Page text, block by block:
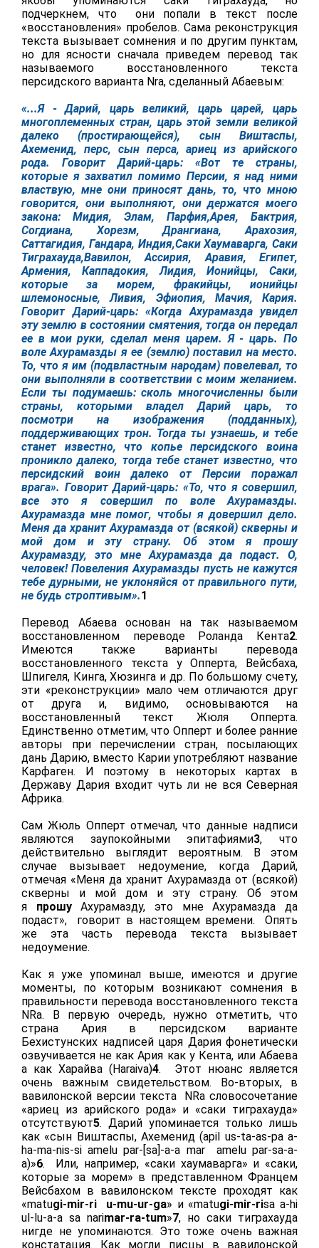
подчеркнем, что они попали в текст после
«восстановления» пробелов. Сама реконструкция
текста вызывает сомнения и по другим пунктам,
но для ясности сначала приведем перевод так
называемого восстановленного текста
персидского варианта Nra, сделанный Абаевым:
«...Я - Дарий, царь великий, царь царей, царь
многоплеменных стран, царь этой земли великой
далеко (простирающейся), сын Виштаспы,
Ахеменид, перс, сын перса, ариец из арийского
рода.
Говорит Дарий-царь: «Вот те страны,
которые я захватил помимо Персии, я над ними
властвую, мне они приносят дань, то, что мною
говорится, они выполняют, они держатся моего
закона: Мидия, Элам, Парфия,Арея, Бактрия,
Согдиана, Хорезм, Дрангиана, Арахозия,
Саттагидия, Гандара, Индия,Саки Хаумаварга, Саки
Тиграхауда,Вавилон, Ассирия, Аравия, Египет,
Армения, Каппадокия, Лидия, Ионийцы, Саки,
которые за морем, фракийцы, ионийцы
шлемоносные, Ливия, Эфиопия, Мачия, Кария.
Говорит Дарий-царь: «Когда Ахурамазда увидел
эту землю в состоянии смятения, тогда он передал
ее в мои руки, сделал меня царем. Я - царь. По
воле Ахурамазды я ее (землю) поставил на место.
То, что я им (подвластным народам) повелевал, то
они выполняли в соответствии с моим желанием.
Если ты подумаешь: сколь многочисленны были
страны, которыми владел Дарий царь, то
посмотри на изображения (подданных),
поддерживающих трон. Тогда ты узнаешь, и тебе
станет известно, что копье персидского воина
проникло далеко, тогда тебе станет известно, что
персидский воин далеко от Персии поражал
врага». Говорит Дарий-царь: «То, что я совершил,
все это я совершил по воле Ахурамазды.
Ахурамазда мне помог, чтобы я довершил дело.
Меня да хранит Ахурамазда от (всякой) скверны и
мой дом и эту страну. Об этом я прошу
Ахурамазду, это мне Ахурамазда да подаст. О,
человек! Повеления Ахурамазды пусть не кажутся
тебе дурными, не уклоняйся от правильного пути,
не будь строптивым».1
Перевод Абаева основан на так называемом
восстановленном переводе Роланда Кента2.
Имеются также варианты перевода
восстановленного текста у Опперта, Вейсбаха,
Шпигеля, Кинга, Хюзинга и др. По большому счету,
эти «реконструкции» мало чем отличаются друг
от друга и, видимо, основываются на
восстановленный текст Жюля Опперта.
Единственно отметим, что Опперт и более ранние
авторы при перечислении стран, посылающих
дань Дарию, вместо Карии употребляют название
Карфаген. И поэтому в некоторых картах в
Державу Дария входит чуть ли не вся Северная
Африка.
Сам Жюль Опперт отмечал, что данные надписи
являются заупокойными эпитафиями3, что
действительно выглядит вероятным. В этом
случае вызывает недоумение, когда Дарий,
отмечая «Меня да хранит Ахурамазда от (всякой)
скверны и мой дом и эту страну. Об этом
я прошуАхурамазду, это мне Ахурамазда да
подаст», говорит в настоящем времени. Опять
же эта часть перевода текста вызывает
недоумение.
Как я уже упоминал выше, имеются и другие
моменты, по которым возникают сомнения в
правильности перевода восстановленного текста
NRa. В первую очередь, нужно отметить, что
страна Ария в персидском варианте
Бехистунских надписей царя Дария фонетически
озвучивается не как Ария как у Кента, или Абаева
а как Харайва (Haraiva)4. Этот нюанс является
очень важным свидетельством. Во-вторых, в
вавилонской версии текста NRa словосочетание
«ариец из арийского рода» и «саки тиграхауда»
отсутствуют5. Дарий упоминается только лишь
как «сын Виштаспы, Ахеменид (apil us-ta-as-pa a-
ha-ma-nis-si amelu par-[sa]-a-a mar amelu par-sa-a-
a)»6. Или, например, «саки хаумаварга» и «саки,
которые за морем» в представленном Францем
Вейсбахом в вавилонском тексте проходят как
«matugi-mir-ri u-mu-ur-ga» и «matugi-mir-risa a-hi
ul-lu-a-a sa narimar-ra-tum»7, но саки тиграхауда
нигде не упоминаются. Это тоже очень важная
констатация. Как могли писцы в вавилонской